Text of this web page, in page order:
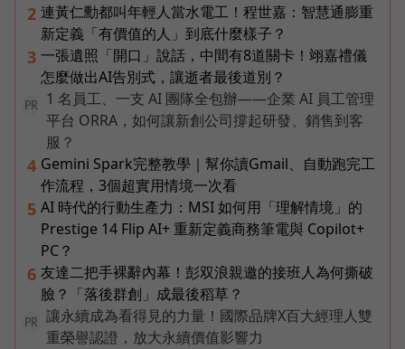
2 連黃仁勳都叫年輕人當水電工！程世嘉：智慧通膨重
新定義「有價值的人」到底什麼樣子？
3 一張遺照「開口」說話，中間有8道關卡！翊嘉禮儀
怎麼做出AI告別式，讓逝者最後道別？
PR
1 名員工、一支 AI 團隊全包辦——企業 AI 員工管理
平台 ORRA，如何讓新創公司撐起研發、銷售到客
服？
4 Gemini Spark完整教學｜幫你讀Gmail、自動跑完工
作流程，3個超實用情境一次看
5 AI 時代的行動生產力：MSI 如何用「理解情境」的
Prestige 14 Flip AI+ 重新定義商務筆電與 Copilot+
PC？
6 友達二把手裸辭內幕！彭双浪親邀的接班人為何撕破
臉？「落後群創」成最後稻草？
PR
讓永續成為看得見的力量！國際品牌X百大經理人雙
重榮譽認證，放大永續價值影響力